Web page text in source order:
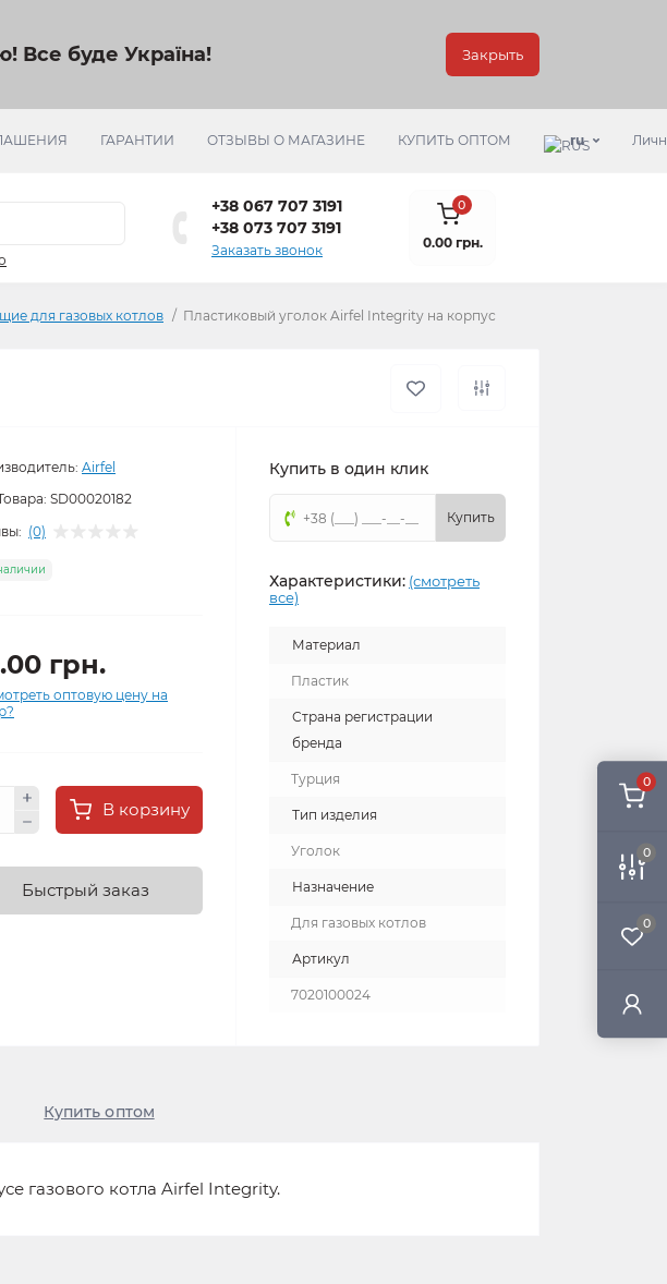
0
0
0
Все буде Україна! Закрыть
ГАРАНТИИ ОТЗЫВЫ О МАГАЗИНЕ КУПИТЬ ОПТОМ ru
+38 067 707 3191
+38 073 707 3191
Заказать звонок
0
0.00 грн.
для газовых котлов Пластиковый уголок Airfel Integrity на корпус
Airfel
SD00020182
(0)
грн.
оптовую цену на
В корзину
Быстрый заказ
Купить в один клик
Купить
Характеристики: (смотреть
все)
Материал
Пластик
Страна регистрации
бренда
Турция
Тип изделия
Уголок
Назначение
Для газовых котлов
Артикул
7020100024
Купить оптом
газового котла Airfel Integrity.